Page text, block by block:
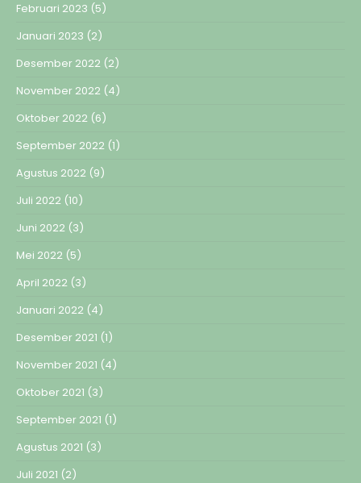
Februari 2023 (5)
Januari 2023 (2)
Desember 2022 (2)
November 2022 (4)
Oktober 2022 (6)
September 2022 (1)
Agustus 2022 (9)
Juli 2022 (10)
Juni 2022 (3)
Mei 2022 (5)
April 2022 (3)
Januari 2022 (4)
Desember 2021 (1)
November 2021 (4)
Oktober 2021 (3)
September 2021 (1)
Agustus 2021 (3)
Juli 2021 (2)